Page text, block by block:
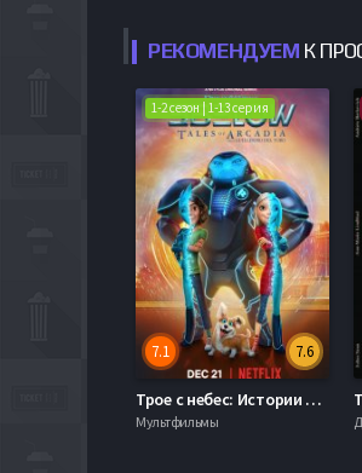
РЕКОМЕНДУЕМ К
1-2 сезон | 1-13 серия
7.6
7.1
Трое с небес: Истории Аркадии (2018) 1-2 сезон
Мультфильмы